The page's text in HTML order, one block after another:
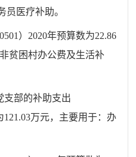
员医疗补助。
） 2020年预算数为22.86
贫困村办公费及生活补
支部的补助支出
121.03万元， 主要用于：办